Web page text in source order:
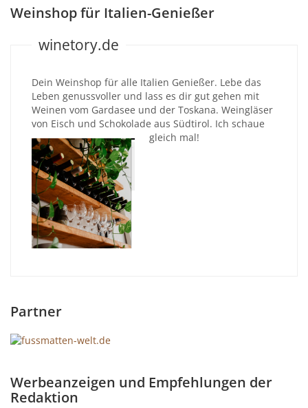
Weinshop für Italien-Genießer
winetory.de
Dein Weinshop für alle Italien Genießer. Lebe das
Leben genussvoller und lass es dir gut gehen mit
Weinen vom Gardasee und der Toskana. Weingläser
von Eisch und Schokolade aus Südtirol. Ich schaue
gleich mal!
Partner
Werbeanzeigen und Empfehlungen der
Redaktion